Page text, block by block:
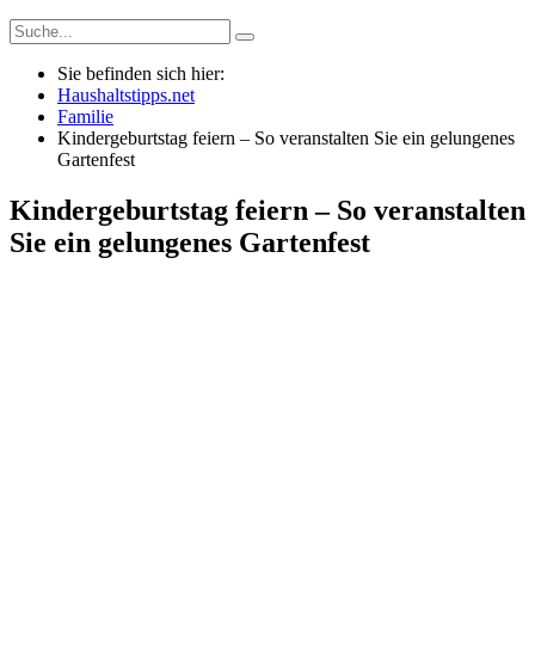
Sie befinden sich hier:
Haushaltstipps.net
Familie
Kindergeburtstag feiern – So veranstalten Sie ein gelungenes
Gartenfest
Kindergeburtstag feiern – So veranstalten
Sie ein gelungenes Gartenfest